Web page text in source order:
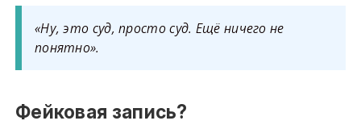
«Ну, это суд, просто суд. Ещё ничего не
понятно».
Фейковая запись?